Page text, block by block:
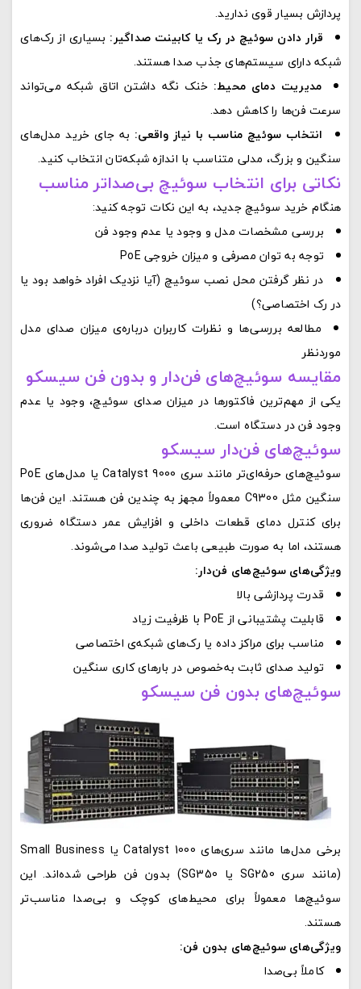
پردازش بسیار قوی ندارید.
قرار دادن سوئیچ در رک یا کابینت صداگیر: بسیاری از رک‌های
شبکه دارای سیستم‌های جذب صدا هستند.
مدیریت دمای محیط: خنک نگه داشتن اتاق شبکه می‌تواند
سرعت فن‌ها را کاهش دهد.
انتخاب سوئیچ مناسب با نیاز واقعی: به جای خرید مدل‌های
سنگین و بزرگ، مدلی متناسب با اندازه شبکه‌تان انتخاب کنید.
نکاتی برای انتخاب سوئیچ بی‌صداتر مناسب
هنگام خرید سوئیچ جدید، به این نکات توجه کنید:
بررسی مشخصات مدل و وجود یا عدم وجود فن
توجه به توان مصرفی و میزان خروجی PoE
در نظر گرفتن محل نصب سوئیچ (آیا نزدیک افراد خواهد بود یا
در رک اختصاصی؟)
مطالعه بررسی‌ها و نظرات کاربران درباره‌ی میزان صدای مدل
موردنظر
مقایسه سوئیچ‌های فن‌دار و بدون فن سیسکو
یکی از مهم‌ترین فاکتورها در میزان صدای سوئیچ، وجود یا عدم
وجود فن در دستگاه است.
سوئیچ‌های فن‌دار سیسکو
سوئیچ‌های حرفه‌ای‌تر مانند سری Catalyst 9000 یا مدل‌های PoE
سنگین مثل C9300 معمولاً مجهز به چندین فن هستند. این فن‌ها
برای کنترل دمای قطعات داخلی و افزایش عمر دستگاه ضروری
هستند، اما به صورت طبیعی باعث تولید صدا می‌شوند.
ویژگی‌های سوئیچ‌های فن‌دار:
قدرت پردازشی بالا
قابلیت پشتیبانی از PoE با ظرفیت زیاد
مناسب برای مراکز داده یا رک‌های شبکه‌ی اختصاصی
تولید صدای ثابت به‌خصوص در بارهای کاری سنگین
سوئیچ‌های بدون فن سیسکو
برخی مدل‌ها مانند سری‌های Catalyst 1000 یا Small Business
(مانند سری SG250 یا SG350) بدون فن طراحی شده‌اند. این
سوئیچ‌ها معمولاً برای محیط‌های کوچک و بی‌صدا مناسب‌تر
هستند.
ویژگی‌های سوئیچ‌های بدون فن:
کاملاً بی‌صدا